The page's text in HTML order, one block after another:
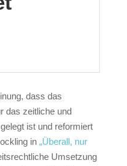
dass das
das zeitliche und
ist und reformiert
in „Überall, nur
Umsetzung